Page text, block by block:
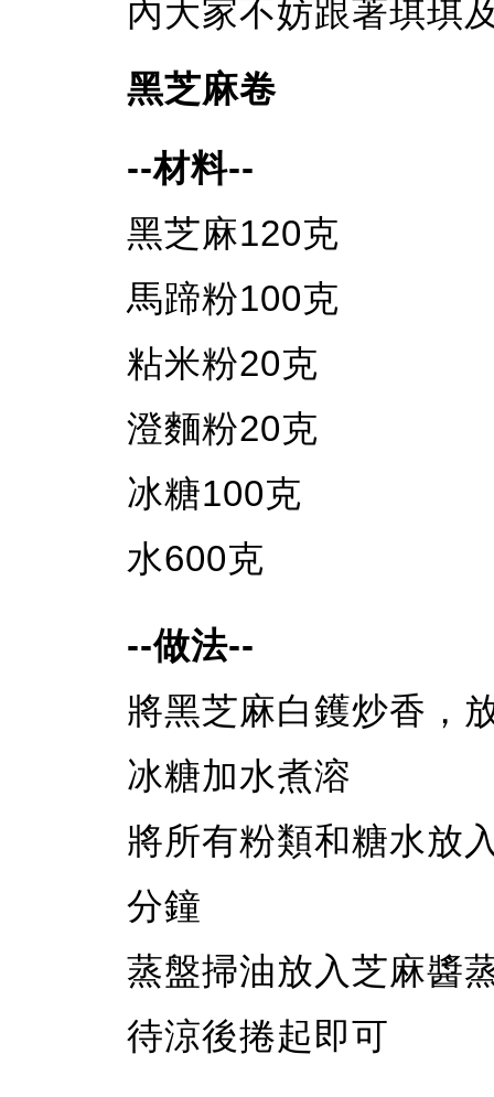
內大家不妨跟著琪琪
黑芝麻卷
--材料--
黑芝麻120克
馬蹄粉100克
粘米粉20克
澄麵粉20克
冰糖100克
水600克
--做法--
將黑芝麻白鑊炒香，
冰糖加水煮溶
將所有粉類和糖水放
分鐘
蒸盤掃油放入芝麻醬
待涼後捲起即可